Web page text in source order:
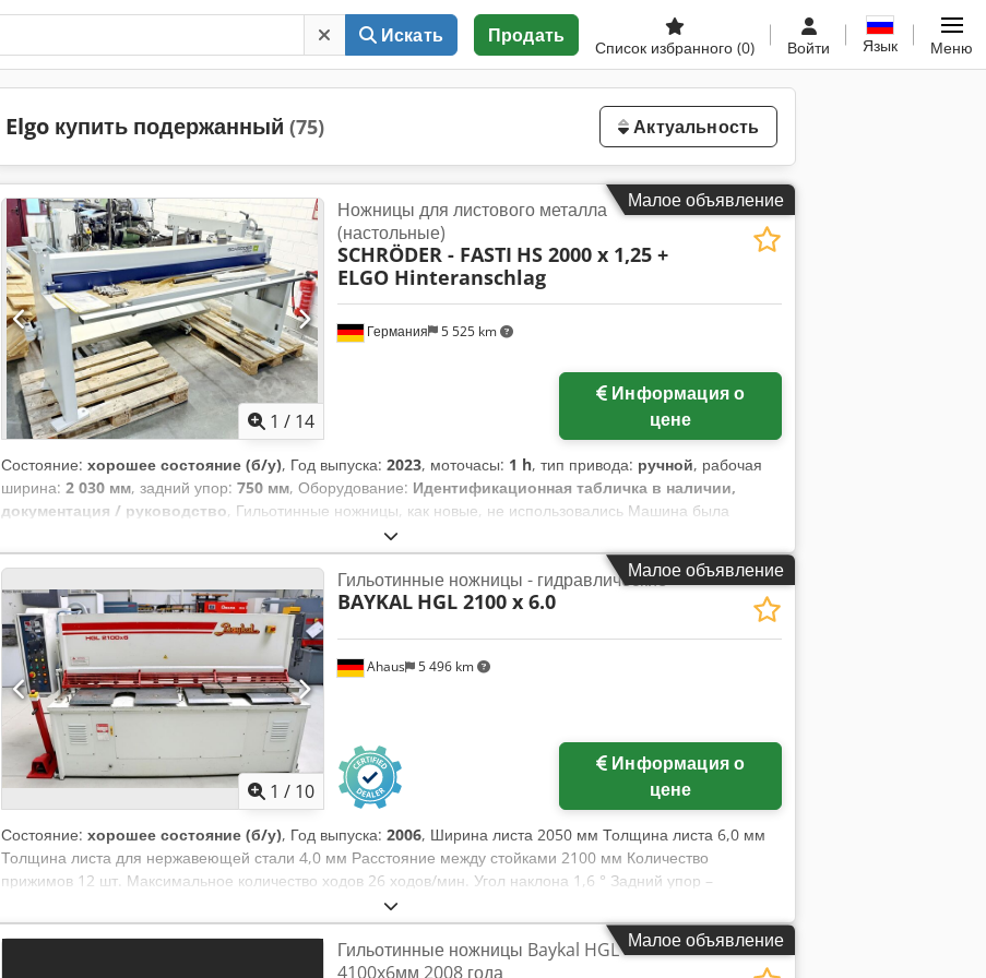
Искать Продать
Список избранного (0) Войти Язык Меню
Elgo купить подержанный (75) Актуальность
Малое объявление
1 / 14
Германия 5 525 km
Ножницы для листового металла
(настольные)
SCHRÖDER - FASTI HS 2000 x 1,25 +
ELGO Hinteranschlag
цене
Состояние: хорошее состояние (б/у), Год выпуска: 2023, моточасы: 1 h, тип привода: ручной, рабочая
ширина: 2 030 мм, задний упор: 750 мм, Оборудование: Идентификационная табличка в наличии,
документация / руководство, Гильотинные ножницы, как новые, не использовались Машина была
поставлена компанией Schröder в январе 2023 года и введена в эксплуатацию. Поскольку она оказалась
непригодной для запланированного применения (см. фото), была сразу поставлена на склад и находится в
абсолютно новом состоянии. Цена новой: 12 381 € (без учета транспортировки и монтажа) Производитель:
SCHRÖDER Модель: HS 2000 x 1,25 Год выпуска: 2023 Рабочая длина: 2 030 мм Макс. толщина реза при
400 Н/мм2: 1,25 мм Dodjzl A Raepfx Abpeck Оснащение: - Задний упор 750 мм, цифровой дисплей,
регулировка спереди - Приспособление для поддержки заготовки 750 мм - Ножи из нержавеющей стали -
Прижим с жесткой резиновой накладкой - Передний выдвижной стол - Угловые упоры справа и слева -
Перекатная тележка
Малое объявление
1 / 10
Ahaus 5 496 km
Гильотинные ножницы - гидравлические
BAYKAL HGL 2100 x 6.0
цене
Состояние: хорошее состояние (б/у), Год выпуска: 2006, Ширина листа 2050 мм Толщина листа 6,0 мм
Толщина листа для нержавеющей стали 4,0 мм Расстояние между стойками 2100 мм Количество
прижимов 12 шт. Максимальное количество ходов 26 ходов/мин. Угол наклона 1,6 ° Задний упор –
регулируемый, 750 мм Система управления ELGO Объем масла 120 л Общая потребляемая мощность
11,0 кВт Вес 3900 кг Габаритные размеры (Д x Ш x В) 2860 x 2100 x 1560 мм Наработка – всего около 400
рабочих часов (!!) Новая цена – около 30 000 евро Специальная цена – по запросу Комплектация: -
Прочная электрогидравлическая гильотинная нож - Цифровой дисплей ELGO, модель P9521, * для
Малое объявление
Гильотинные ножницы Baykal HGL
4100x6мм 2008 года